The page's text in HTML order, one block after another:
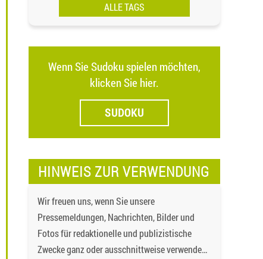
ALLE TAGS
Wenn Sie Sudoku spielen möchten,
klicken Sie hier.
SUDOKU
HINWEIS ZUR VERWENDUNG
Wir freuen uns, wenn Sie unsere
Pressemeldungen, Nachrichten, Bilder und
Fotos für redaktionelle und publizistische
Zwecke ganz oder ausschnittweise verwenden,